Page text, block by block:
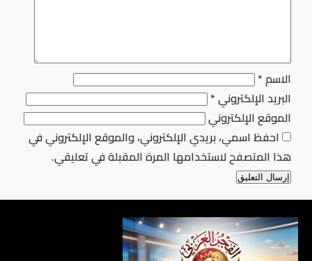
الاسم*
البريد الإلكتروني*
الموقع الإلكتروني
احفظ اسمي، بريدي الإلكتروني، والموقع الإلكتروني في
هذا المتصفح لاستخدامها المرة المقبلة في تعليقي.